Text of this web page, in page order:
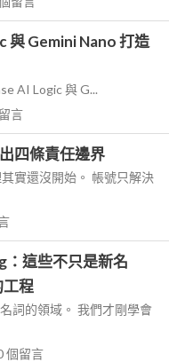
與 Gemini Nano 打造
AI Logic 與 G...
言
四條責任邊界
實還沒開始。 帳號只解決
這些不只是新名
程
詞的領域。 我們才剛學會
個留言